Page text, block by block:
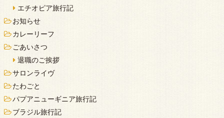
エチオピア旅行記
お知らせ
カレーリーフ
ごあいさつ
退職のご挨拶
サロンライヴ
たわごと
パプアニューギニア旅行記
ブラジル旅行記